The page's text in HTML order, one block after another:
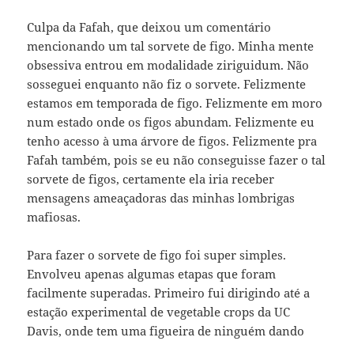
Culpa da Fafah, que deixou um comentário
mencionando um tal sorvete de figo. Minha mente
obsessiva entrou em modalidade ziriguidum. Não
sosseguei enquanto não fiz o sorvete. Felizmente
estamos em temporada de figo. Felizmente em moro
num estado onde os figos abundam. Felizmente eu
tenho acesso à uma árvore de figos. Felizmente pra
Fafah também, pois se eu não conseguisse fazer o tal
sorvete de figos, certamente ela iria receber
mensagens ameaçadoras das minhas lombrigas
mafiosas.
Para fazer o sorvete de figo foi super simples.
Envolveu apenas algumas etapas que foram
facilmente superadas. Primeiro fui dirigindo até a
estação experimental de vegetable crops da UC
Davis, onde tem uma figueira de ninguém dando